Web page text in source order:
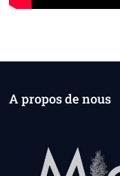
A propos de nous